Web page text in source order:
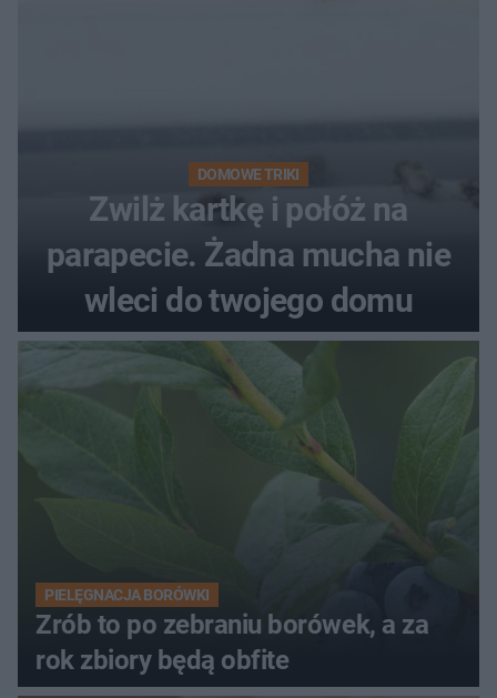
DOMOWE TRIKI
Zwilż kartkę i połóż na
parapecie. Żadna mucha nie
wleci do twojego domu
PIELĘGNACJA BORÓWKI
Zrób to po zebraniu borówek, a za
rok zbiory będą obfite